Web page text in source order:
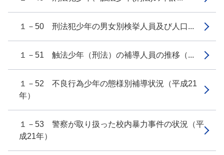
１－50 刑法犯少年の男女別検挙人員及び人口...
１－51 触法少年（刑法）の補導人員の推移（...
１－52 不良行為少年の態様別補導状況（平成21
年）
１－53 警察が取り扱った校内暴力事件の状況（平
成21年）